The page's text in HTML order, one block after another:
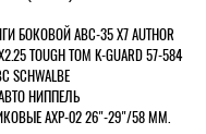
БОКОВОЙ ABC-35 X7 AUTHOR
TOUGH TOM K-GUARD 57-584
SCHWALBE
НИППЕЛЬ
AXP-02 26"-29"/58 ММ.